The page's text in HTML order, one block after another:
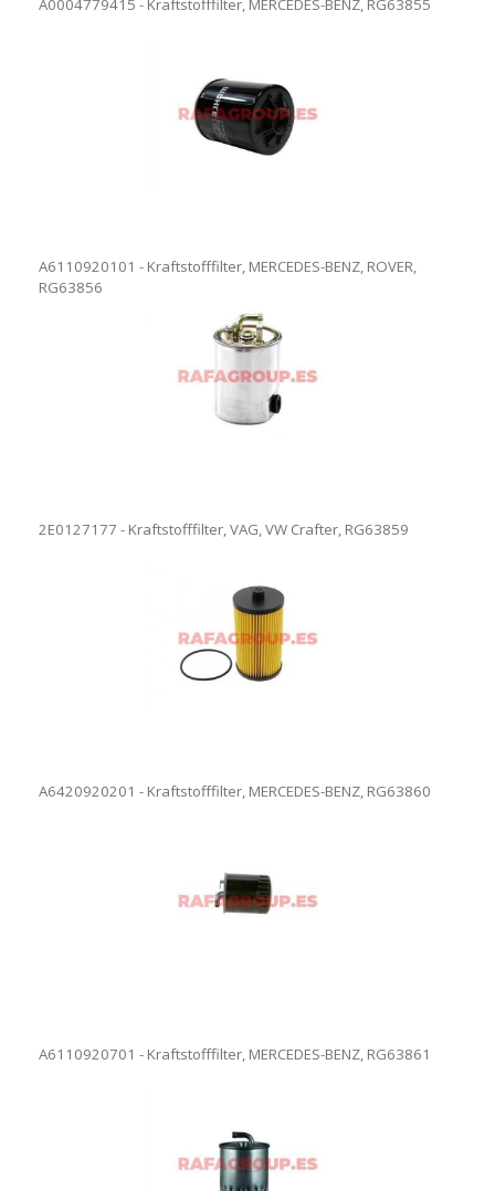
A0004779415 - Kraftstofffilter, MERCEDES-BENZ, RG63855
A6110920101 - Kraftstofffilter, MERCEDES-BENZ, ROVER,
RG63856
2E0127177 - Kraftstofffilter, VAG, VW Crafter, RG63859
A6420920201 - Kraftstofffilter, MERCEDES-BENZ, RG63860
A6110920701 - Kraftstofffilter, MERCEDES-BENZ, RG63861